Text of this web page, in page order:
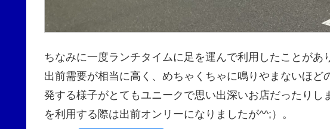
ちなみに一度ランチタイムに足を運んで利用したことが
出前需要が相当に高く、めちゃくちゃに鳴りやまないほど
発する様子がとてもユニークで思い出深いお店だったりし
を利用する際は出前オンリーになりましたが^^;）。